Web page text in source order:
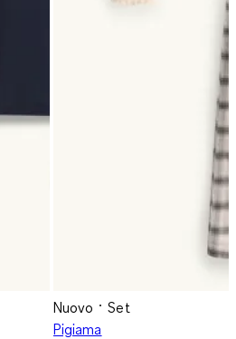
Nuovo
Set
Pigiama